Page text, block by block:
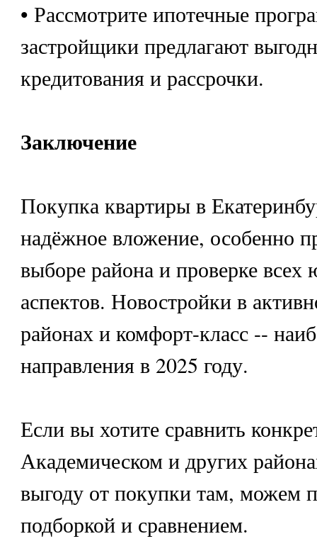
• Рассмотрите ипотечные
застройщики предлагают
кредитования и рассрочки.
Заключение
Покупка квартиры в
надёжное вложение, особенно
выборе района и проверке всех
аспектов. Новостройки в
районах и комфорт-класс --
направления в 2025 году.
Если вы хотите сравнить
Академическом и других
выгоду от покупки там, можем
подборкой и сравнением.